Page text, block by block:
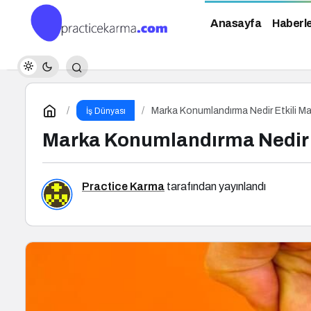
Anasayfa
İş Dünyası Marka Konumlandırma Nedir Etkili
Marka Konumlandırma
Practice Karma tarafından yayınlandı